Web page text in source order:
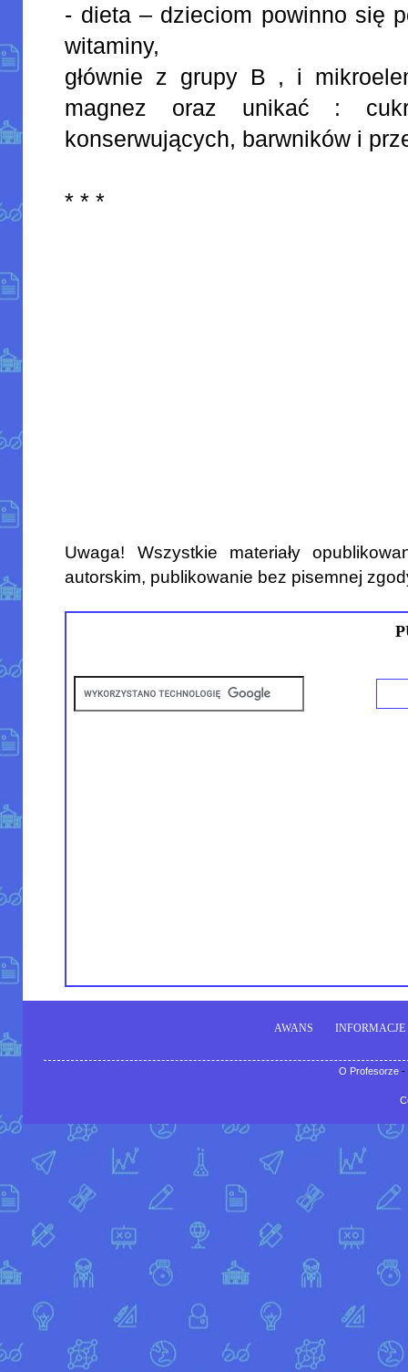
- dieta – dzieciom powinno się
witaminy,
głównie z grupy B , i
magnez oraz unikać :
konserwujących, barwników i
* * *
Uwaga! Wszystkie materiały
autorskim, publikowanie bez pisemnej
AWANS INFORMACJE
O Profesorze-